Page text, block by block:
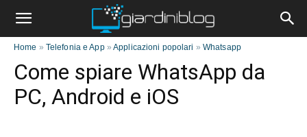
Home » Telefonia e App»Applicazioni popolari » Whatsapp
Come spiare WhatsApp da
PC, Android e iOS